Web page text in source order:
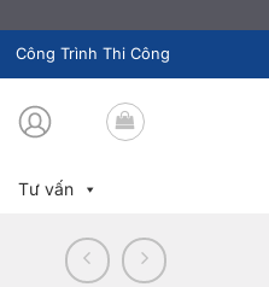
Công Trình Thi Công
Tư vấn